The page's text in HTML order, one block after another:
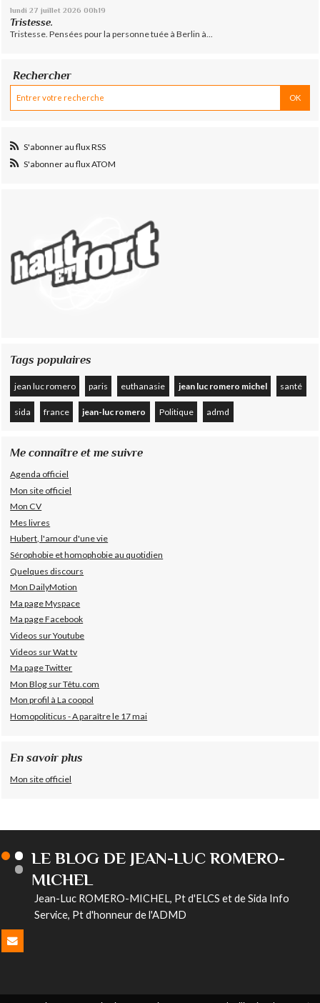
lundi 27 juillet 2026 00h19
Tristesse.
Tristesse. Pensées pour la personne tuée à Berlin à...
Rechercher
S'abonner au flux RSS
S'abonner au flux ATOM
Tags populaires
jean luc romero paris euthanasie jean luc romero michel santé
sida france jean-luc romero Politique admd
Me connaître et me suivre
Agenda officiel
Mon site officiel
Mon CV
Mes livres
Hubert, l'amour d'une vie
Sérophobie et homophobie au quotidien
Quelques discours
Mon DailyMotion
Ma page Myspace
Ma page Facebook
Videos sur Youtube
Videos sur Wat tv
Ma page Twitter
Mon Blog sur Têtu.com
Mon profil à La coopol
Homopoliticus - A paraître le 17 mai
En savoir plus
Mon site officiel
LE BLOG DE JEAN-LUC ROMERO-
MICHEL
Jean-Luc ROMERO-MICHEL, Pt d'ELCS et de Sida Info
Service, Pt d'honneur de l'ADMD